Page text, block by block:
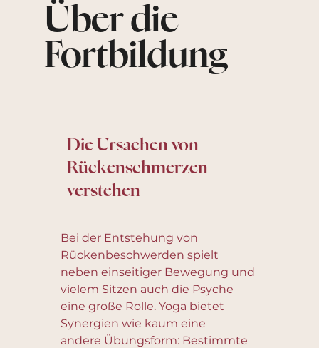
Über die
Fortbildung
Die Ursachen von
Rückenschmerzen
verstehen
Bei der Entstehung von
Rückenbeschwerden spielt
neben einseitiger Bewegung und
vielem Sitzen auch die Psyche
eine große Rolle. Yoga bietet
Synergien wie kaum eine
andere Übungsform: Bestimmte